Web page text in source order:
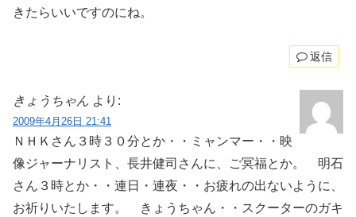
きたらいいですのにね。
返信
きょうちゃん より:
2009年4月26日 21:41
ＮＨＫさん３時３０分とか・・ミャンマー・・映
像ジャーナリスト、長井健司さんに、ご冥福とか。 明石
さん３時とか・・連日・連夜・・お疲れの出ないように、
お祈りいたします。 きょうちゃん・・スクーターのガキ